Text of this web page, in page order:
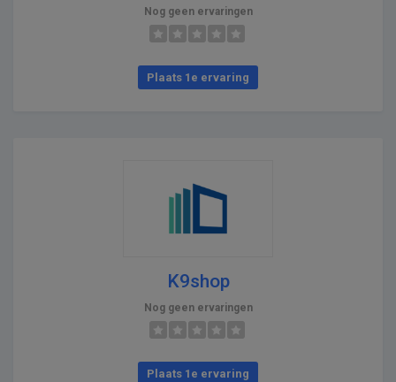
Nog geen ervaringen
Plaats 1e ervaring
K9shop
Nog geen ervaringen
Plaats 1e ervaring